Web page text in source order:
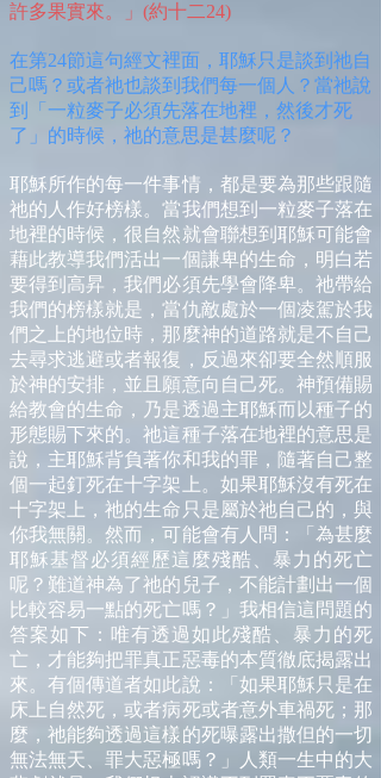
許多果實來。」(約十二24)
在第24節這句經文裡面，耶穌只是談到祂自
己嗎？或者祂也談到我們每一個人？當祂說
到「一粒麥子必須先落在地裡，然後才死
了」的時候，祂的意思是甚麼呢？
耶穌所作的每一件事情，都是要為那些跟隨
祂的人作好榜樣。當我們想到一粒麥子落在
地裡的時候，很自然就會聯想到耶穌可能會
藉此教導我們活出一個謙卑的生命，明白若
要得到高昇，我們必須先學會降卑。祂帶給
我們的榜樣就是，當仇敵處於一個凌駕於我
們之上的地位時，那麼神的道路就是不自己
去尋求逃避或者報復，反過來卻要全然順服
於神的安排，並且願意向自己死。神預備賜
給教會的生命，乃是透過主耶穌而以種子的
形態賜下來的。祂這種子落在地裡的意思是
說，主耶穌背負著你和我的罪，隨著自己整
個一起釘死在十字架上。如果耶穌沒有死在
十字架上，祂的生命只是屬於祂自己的，與
你我無關。然而，可能會有人問：「為甚麼
耶穌基督必須經歷這麼殘酷、暴力的死亡
呢？難道神為了祂的兒子，不能計劃出一個
比較容易一點的死亡嗎？」我相信這問題的
答案如下：唯有透過如此殘酷、暴力的死
亡，才能夠把罪真正惡毒的本質徹底揭露出
來。有個傳道者如此說：「如果耶穌只是在
床上自然死，或者病死或者意外車禍死；那
麼，祂能夠透過這樣的死曝露出撒但的一切
無法無天、罪大惡極嗎？」人類一生中的大